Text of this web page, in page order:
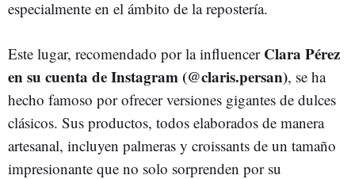
especialmente en el ámbito de la repostería.
Este lugar, recomendado por la influencer Clara Pérez
en su cuenta de Instagram (@claris.persan), se ha
hecho famoso por ofrecer versiones gigantes de dulces
clásicos. Sus productos, todos elaborados de manera
artesanal, incluyen palmeras y croissants de un tamaño
impresionante que no solo sorprenden por su